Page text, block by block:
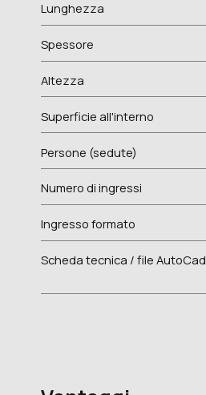
Lunghezza
Spessore
Altezza
Superficie all'interno
Persone (sedute)
Numero di ingressi
Ingresso formato
Scheda tecnica / file AutoCad